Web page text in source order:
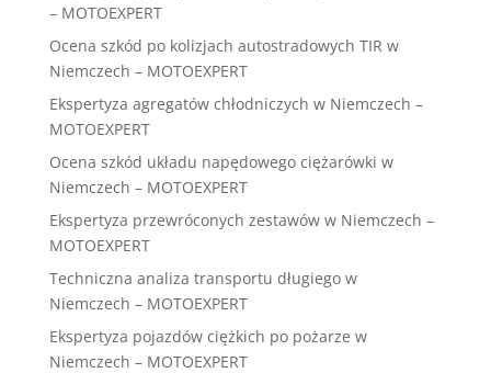
– MOTOEXPERT
Ocena szkód po kolizjach autostradowych TIR w
Niemczech – MOTOEXPERT
Ekspertyza agregatów chłodniczych w Niemczech –
MOTOEXPERT
Ocena szkód układu napędowego ciężarówki w
Niemczech – MOTOEXPERT
Ekspertyza przewróconych zestawów w Niemczech –
MOTOEXPERT
Techniczna analiza transportu długiego w
Niemczech – MOTOEXPERT
Ekspertyza pojazdów ciężkich po pożarze w
Niemczech – MOTOEXPERT